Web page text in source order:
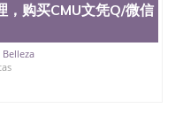
，购买CMU文凭Q/微信